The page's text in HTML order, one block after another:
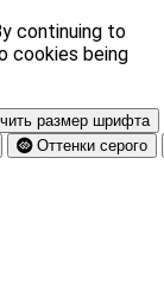
размер шрифта
Оттенки серого
continuing to
cookies being